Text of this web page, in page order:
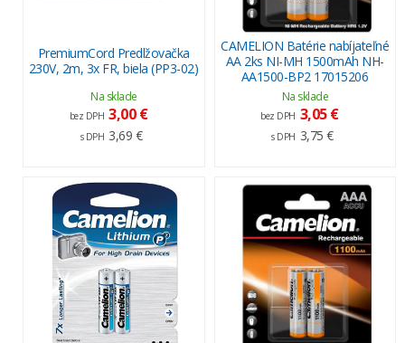
PremiumCord Predlžovačka
230V, 2m, 3x FR, biela (PP3-02)
Na sklade
bez DPH 3,00 €
s DPH 3,69 €
CAMELION Batérie nabíjateľné
AA 2ks NI-MH 1500mAh NH-
AA1500-BP2 17015206
Na sklade
bez DPH 3,05 €
s DPH 3,75 €